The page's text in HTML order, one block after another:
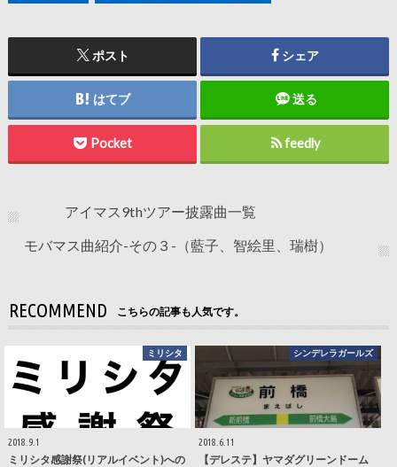
ポスト シェア
はてブ 送る
Pocket feedly
アイマス9thツアー披露曲一覧
モバマス曲紹介-その３-（藍子、智絵里、瑞樹）
RECOMMEND こちらの記事も人気です。
ミリシタ
2018.9.1
ミリシタ感謝祭(リアルイベント)への
シンデレラガールズ
2018.6.11
【デレステ】ヤマダグリーンドーム